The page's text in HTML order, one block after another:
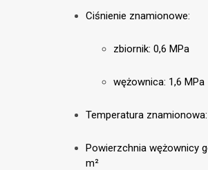
Ciśnienie znamionowe:
zbiornik: 0,6 MPa
wężownica: 1,6 MPa
Temperatura znamionowa:
Powierzchnia wężownicy
m²